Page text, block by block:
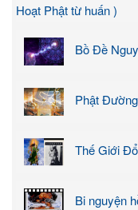
Hoạt Phật từ huấn )
Bồ Đề
Phật
Thế Giới
Bi nguyện